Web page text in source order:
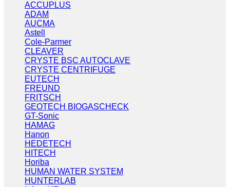
ACCUPLUS
ADAM
AUCMA
Astell
Cole-Parmer
CLEAVER
CRYSTE BSC AUTOCLAVE
CRYSTE CENTRIFUGE
EUTECH
FREUND
FRITSCH
GEOTECH BIOGASCHECK
GT-Sonic
HAMAG
Hanon
HEDETECH
HITECH
Horiba
HUMAN WATER SYSTEM
HUNTERLAB